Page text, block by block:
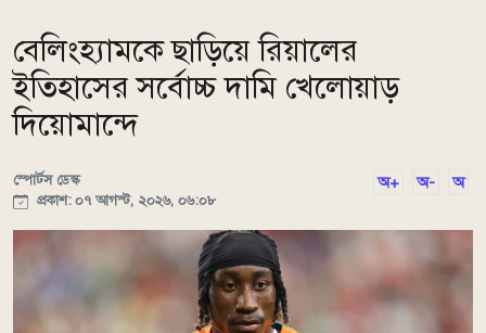
বেলিংহ্যামকে ছাড়িয়ে রিয়ালের
ইতিহাসের সর্বোচ্চ দামি খেলোয়াড়
দিয়োমান্দে
স্পোর্টস ডেস্ক
প্রকাশ: ০৭ আগস্ট, ২০২৬, ০৬:০৮
অ+ অ- অ